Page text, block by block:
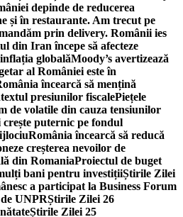
depinde de reducerea
și în restaurante. Am trecut pe
prin delivery. Românii ies
din Iran începe să afecteze
globalăMoody’s avertizează
al României este în
încearcă să mențină
presiunilor fiscalePiețele
de volatile din cauza tensiunilor
puternic pe fondul
România încearcă să reducă
creșterea nevoilor de
din RomaniaProiectul de buget
bani pentru investițiiȘtirile Zilei
a participat la Business Forum
UNPRȘtirile Zilei 26
Știrile Zilei 25